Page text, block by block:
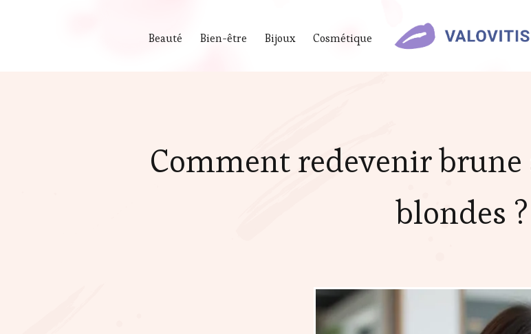
Beauté Bien-être Bijoux Cosmétique
Comment redevenir brune
blondes ?